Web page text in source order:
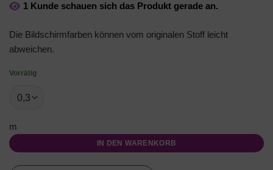
1 Kunde schauen sich das Produkt gerade an.
Die Bildschirmfarben können vom originalen Stoff leicht
abweichen.
Vorrätig
m
IN DEN WARENKORB